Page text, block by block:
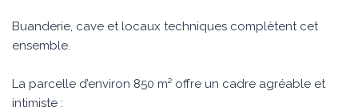
Buanderie, cave et locaux techniques complètent cet
ensemble.
La parcelle d’environ 850 m² offre un cadre agréable et
intimiste :